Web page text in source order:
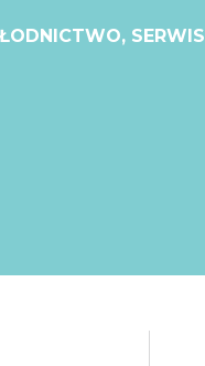
SERWIS